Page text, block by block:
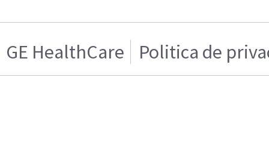
GE HealthCare Politica de